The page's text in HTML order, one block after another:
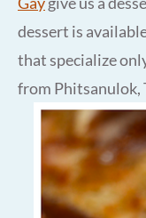
dessert is
that specialize
from Phitsanulok,